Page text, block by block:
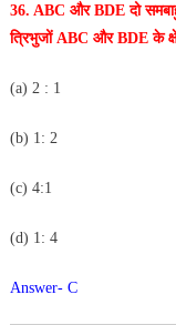
36. ABC और BDE दो
त्रिभुजों ABC और BDE के
(a) 2 : 1
(b) 1: 2
(c) 4:1
(d) 1: 4
Answer- C